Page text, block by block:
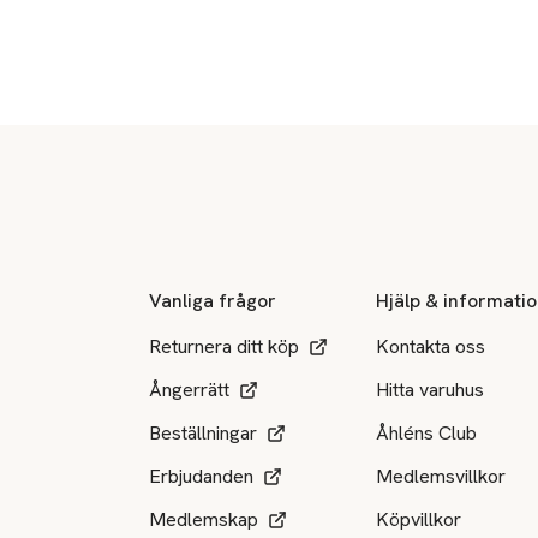
Vanliga frågor
Returnera ditt köp
Ångerrätt
Beställningar
Erbjudanden
Medlemskap
Hjälp &
Kontakta oss
Hitta varuhus
Åhléns Club
Medlemsvillkor
Köpvillkor